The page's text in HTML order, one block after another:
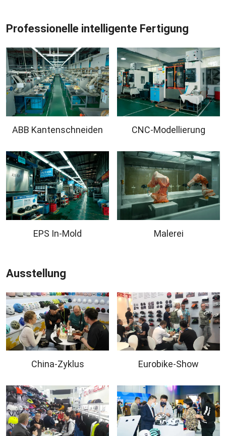
Professionelle intelligente Fertigung
ABB Kantenschneiden CNC-Modellierung
EPS In-Mold Malerei
Ausstellung
China-Zyklus Eurobike-Show